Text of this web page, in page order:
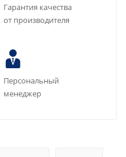
Гарантия качества
от производителя
Персональный
менеджер